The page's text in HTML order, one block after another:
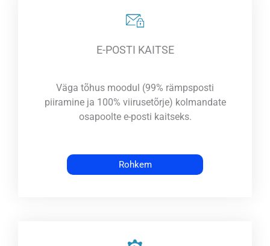
E-POSTI KAITSE
Väga tõhus moodul (99% rämpsposti
piiramine ja 100% viirusetõrje) kolmandate
osapoolte e-posti kaitseks.
Rohkem